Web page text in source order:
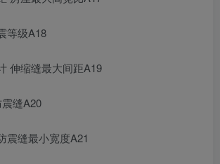
等级A18
伸缩缝最大间距A19
缝A20
震缝最小宽度A21